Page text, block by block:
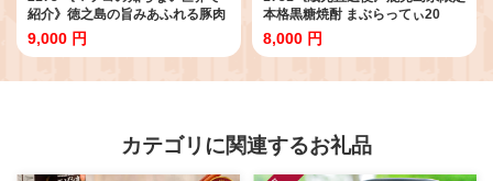
紹介》徳之島の旨みあふれる豚肉
と新じゃが！徳之島の豚メンチカ
ツ&徳之島コロッケ食べ比べ（20
たまねぎ 唐辛子 ヤマシークニン
冷凍食品 人気 オススメ ）
9,000 円
本格黒糖焼酎 まぶらってぃ20
度 900ml×2本 ( 焼酎 酒 お湯割
り 水割り 炭酸割り 徳之島 奄美 鹿
まぶらってい 奄美酒類 本場で飲
8,000 円
カテゴリに関連するお礼品